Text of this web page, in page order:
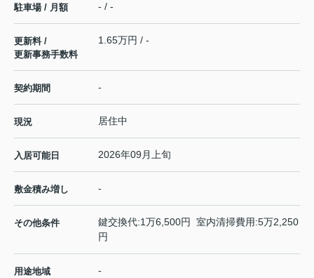
駐車場 / 月額 - / -
更新料 /
更新事務手数料
1.65万円 / -
契約期間 -
現況 居住中
入居可能日 2026年09月上旬
敷金積み増し -
その他条件
鍵交換代:1万6,500円 室内清掃費用:5万2,250
円
用途地域 -